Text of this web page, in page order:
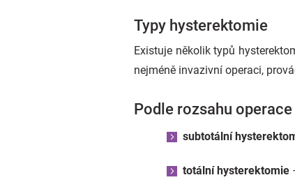
Typy hysterektomie
Existuje několik typů
nejméně invazivní operaci,
Podle rozsahu operace
subtotální
totální hysterektomie